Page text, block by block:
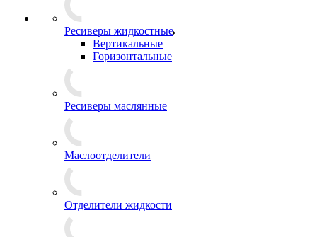
Ресиверы жидкостные
Вертикальные
Горизонтальные
Ресиверы маслянные
Маслоотделители
Отделители жидкости